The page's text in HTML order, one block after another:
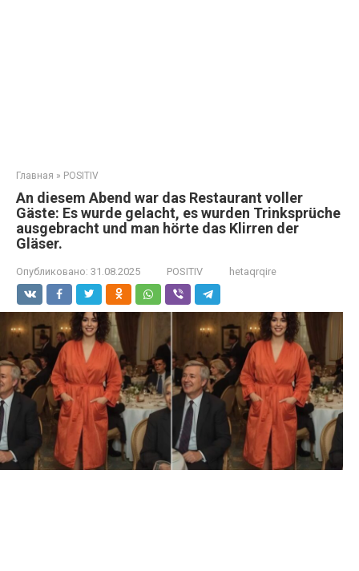
Главная » POSITIV
An diesem Abend war das Restaurant voller
Gäste: Es wurde gelacht, es wurden Trinksprüche
ausgebracht und man hörte das Klirren der
Gläser.
Опубликовано: 31.08.2025 POSITIV hetaqrqire